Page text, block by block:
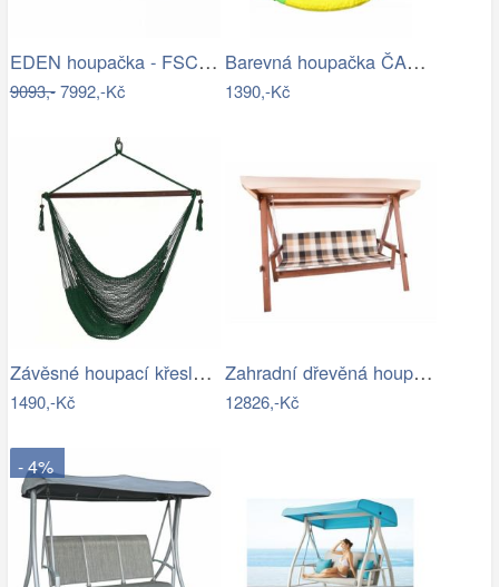
EDEN houpačka - FSC ROJAPLAST
9093,-7992,-Kč
Barevná houpačka ČAPÍ HNÍZDO 110 cm
1390,-Kč
Závěsné houpací křeslo BASKO Tempo…
1490,-Kč
Zahradní dřevěná houpačka-RJ
12826,-Kč
- 4%